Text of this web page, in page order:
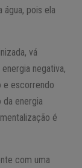
pois ela
vá
negativa,
e escorrendo
da energia
é
com uma